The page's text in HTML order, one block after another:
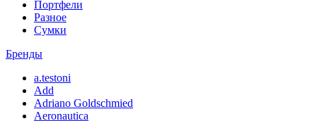
Портфели
Разное
Сумки
Бренды
a.testoni
Add
Adriano Goldschmied
Aeronautica